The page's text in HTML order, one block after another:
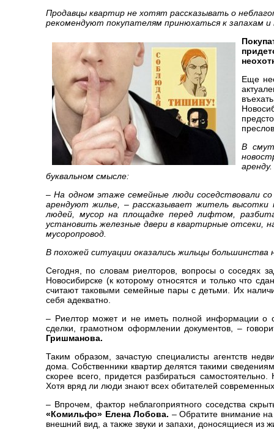
Продавцы квартир не хотят рассказывать о
рекомендуют покупателям принюхаться к запахам
Еще
В
буквальном смысле:
– На одном этаже семейные люди соседствовали
арендуют жилье, – рассказывает житель
людей, мусор на площадке перед лифтом,
установить железные двери в квартирные отсеки,
мусоропровод.
В похожей ситуации оказались жильцы большинства
Сегодня, по словам риелторов, вопросы о соседях
Новосибирске (к которому относятся и только что
считают таковыми семейные пары с детьми. Их
себя адекватно.
– Риелтор может и не иметь полной информации о
сделки, грамотном оформлении документов, –
Гришманова.
Таким образом, зачастую специалисты агентств
дома. Собственники квартир делятся такими
скорее всего, придется разбираться
Хотя вряд ли люди знают всех обитателей
– Впрочем, фактор неблагоприятного соседства
«Комильфо» Елена Лобова. – Обратите внимание на
внешний вид, а также звуки и запахи, доносящиеся из